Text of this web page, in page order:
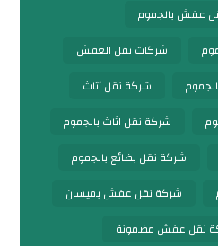
عفش بالجموم
شركات نقل العفش
شركة نقل أثاث
شركة نقل اثاث بالجموم
شركة نقل بضائع بالجموم
شركة نقل عفش بميسان
نقل عفش مضمونة